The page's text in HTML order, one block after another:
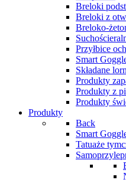
Breloki
Breloki z
Breloko-
Przyłbice
Smart
Składane
Produkty
Produkty z
Produkty
Produkty
Back
Smart
Tatuaże